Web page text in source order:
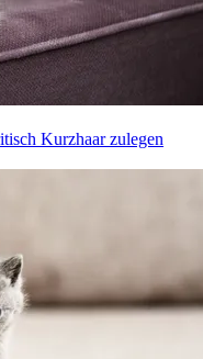
Kurzhaar zulegen